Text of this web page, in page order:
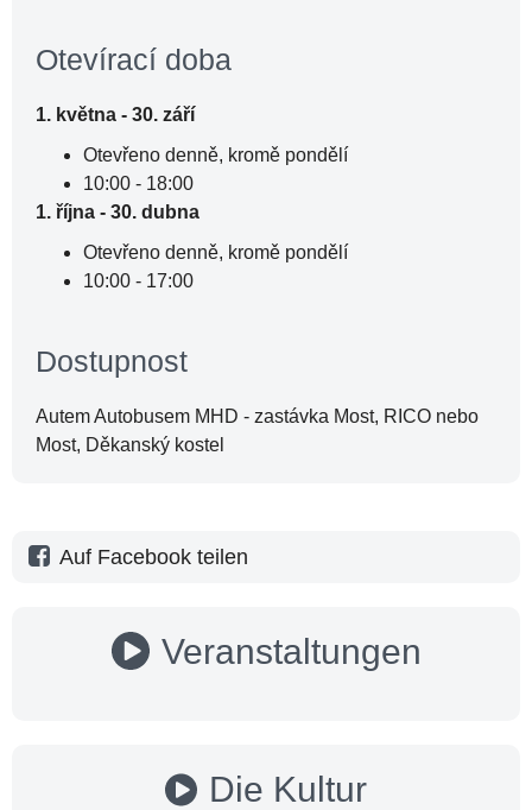
Otevírací doba
1. května - 30. září
Otevřeno denně, kromě pondělí
10:00 - 18:00
1. října - 30. dubna
Otevřeno denně, kromě pondělí
10:00 - 17:00
Dostupnost
Autem Autobusem MHD - zastávka Most, RICO nebo
Most, Děkanský kostel
Auf Facebook teilen
Veranstaltungen
Die Kultur